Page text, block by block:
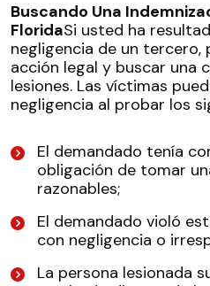
Buscando Una
FloridaSi usted ha
negligencia de un tercero,
acción legal y buscar una
lesiones. Las víctimas
negligencia al probar los
El demandado tenía
obligación de tomar
razonables;
El demandado violó
con negligencia o
La persona lesionada